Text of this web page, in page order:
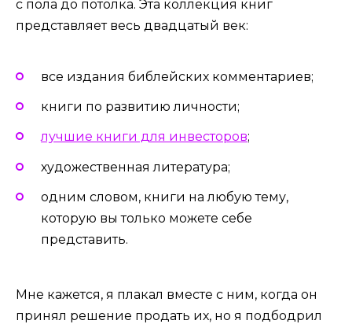
с пола до потолка. Эта коллекция книг
представляет весь двадцатый век:
все издания библейских комментариев;
книги по развитию личности;
лучшие книги для инвесторов;
художественная литература;
одним словом, книги на любую тему,
которую вы только можете себе
представить.
Мне кажется, я плакал вместе с ним, когда он
принял решение продать их, но я подбодрил